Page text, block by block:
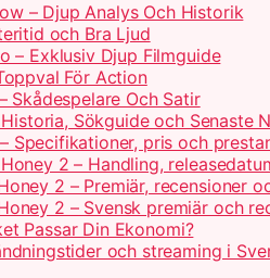
– Djup Analys Och Historik
och Bra Ljud
– Exklusiv Djup Filmguide
För Action
Skådespelare Och Satir
Sökguide och Senaste
Specifikationer, pris och
2 – Handling,
2 – Premiär, recensioner
2 – Svensk premiär och
Passar Din Ekonomi?
och streaming i